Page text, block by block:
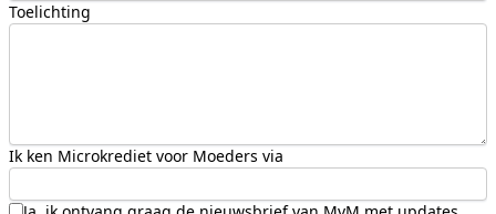
Toelichting
Ik ken Microkrediet voor Moeders via